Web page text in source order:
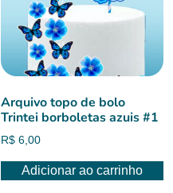
Arquivo topo de bolo
Trintei borboletas azuis #1
R$ 6,00
Adicionar ao carrinho